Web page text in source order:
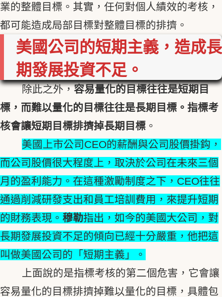
業的整體目標。其實，任何對個人績效的考核，
都可能造成局部目標對整體目標的排擠。
美國公司的短期主義，造成長
期發展投資不足。
除此之外，容易量化的目標往往是短期目
標，而難以量化的目標往往是長期目標。指標考
核會讓短期目標排擠掉長期目標 。
美國上市公司CEO的薪酬與公司股價掛鈎，
而公司股價很大程度上，取決於公司在未來三個
月的盈利能力。在這種激勵制度之下，CEO往往
通過削減研發支出和員工培訓費用，來提升短期
的財務表現。 穆勒指出，如今的美國大公司，對
長期發展投資不足的傾向已經十分嚴重，他把這
叫做美國公司的「短期主義」。
上面說的是指標考核的第二個危害，它會讓
容易量化的目標排擠掉難以量化的目標，具體包